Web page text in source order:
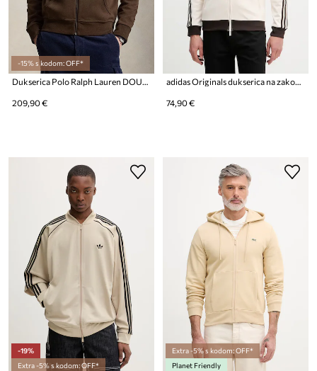
-15% s kodom: OFF*
209,90 € 74,90 €
-19%
Extra -5% s kodom: OFF*
Extra -5% s kodom: OFF*
Planet Friendly